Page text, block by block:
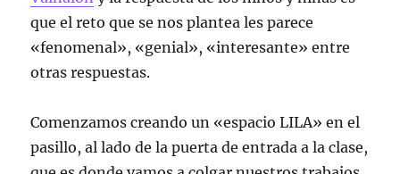
que el reto que se nos plantea les parece
«fenomenal», «genial», «interesante» entre
otras respuestas.
Comenzamos creando un «espacio LILA» en el
pasillo, al lado de la puerta de entrada a la clase,